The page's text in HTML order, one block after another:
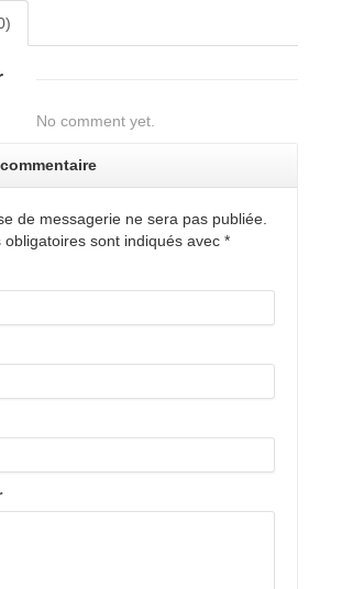
No comment yet.
de messagerie ne sera pas publiée.
obligatoires sont indiqués avec *